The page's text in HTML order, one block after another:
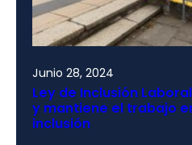
Junio 28, 2024
Ley de Inclusión
y mantiene el trabajo
inclusión